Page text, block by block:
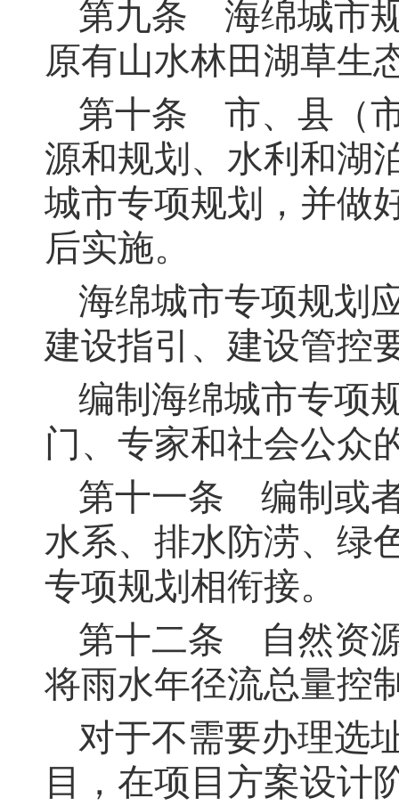
第九条 海绵城市
原有山水林田湖草生
第十条 市、县（
源和规划、水利和湖
城市专项规划，并做
后实施。
海绵城市专项规划
建设指引、建设管控
编制海绵城市专项
门、专家和社会公众
第十一条 编制或
水系、排水防涝、绿
专项规划相衔接。
第十二条 自然资
将雨水年径流总量控
对于不需要办理选
目，在项目方案设计